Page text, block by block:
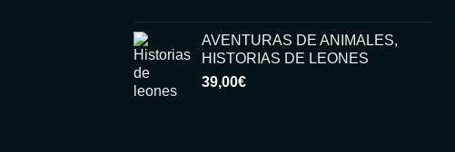
AVENTURAS DE ANIMALES,
HISTORIAS DE LEONES
39,00€